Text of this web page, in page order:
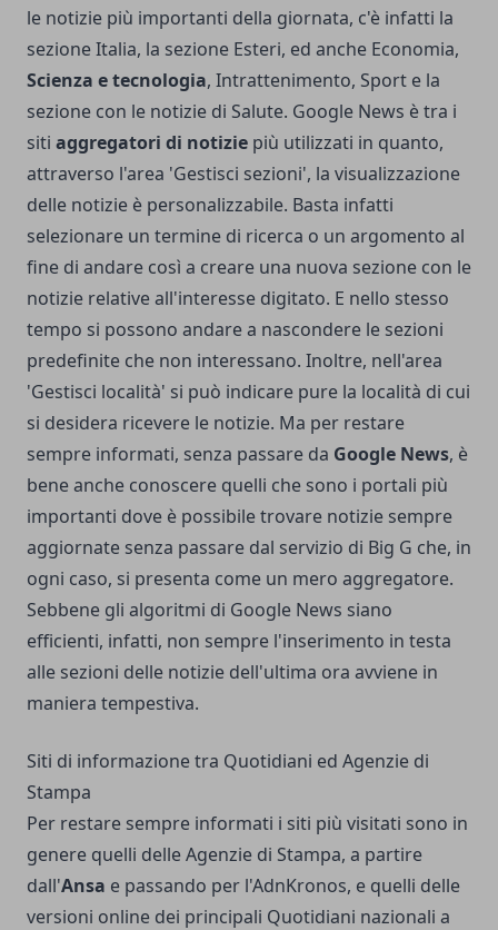
le notizie più importanti della giornata, c'è infatti la
sezione Italia, la sezione Esteri, ed anche Economia,
Scienza e tecnologia, Intrattenimento, Sport e la
sezione con le notizie di Salute. Google News è tra i
siti aggregatori di notizie più utilizzati in quanto,
attraverso l'area 'Gestisci sezioni', la visualizzazione
delle notizie è personalizzabile. Basta infatti
selezionare un termine di ricerca o un argomento al
fine di andare così a creare una nuova sezione con le
notizie relative all'interesse digitato. E nello stesso
tempo si possono andare a nascondere le sezioni
predefinite che non interessano. Inoltre, nell'area
'Gestisci località' si può indicare pure la località di cui
si desidera ricevere le notizie. Ma per restare
sempre informati, senza passare da Google News, è
bene anche conoscere quelli che sono i portali più
importanti dove è possibile trovare notizie sempre
aggiornate senza passare dal servizio di Big G che, in
ogni caso, si presenta come un mero aggregatore.
Sebbene gli algoritmi di Google News siano
efficienti, infatti, non sempre l'inserimento in testa
alle sezioni delle notizie dell'ultima ora avviene in
maniera tempestiva.
Siti di informazione tra Quotidiani ed Agenzie di
Stampa
Per restare sempre informati i siti più visitati sono in
genere quelli delle Agenzie di Stampa, a partire
dall'Ansa e passando per l'AdnKronos, e quelli delle
versioni online dei principali Quotidiani nazionali a